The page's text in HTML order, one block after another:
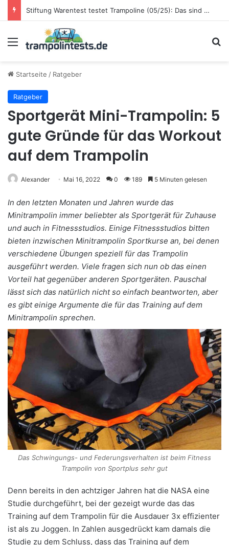
Stiftung Warentest testet Trampoline (05/25): Das sind die besten Trampoline für die neue Gartensaison
Menü
Startseite / Ratgeber
Ratgeber
Sportgerät Mini-Trampolin: 5
gute Gründe für das Workout
auf dem Trampolin
Alexander Mai 16, 2022 0 189 5 Minuten gelesen
In den letzten Monaten und Jahren wurde das
Minitrampolin immer beliebter als Sportgerät für Zuhause
und auch in Fitnessstudios. Einige Fitnessstudios bitten
bieten inzwischen Minitrampolin Sportkurse an, bei denen
verschiedene Übungen speziell für das Trampolin
ausgeführt werden. Viele fragen sich nun ob das einen
Vorteil hat gegenüber anderen Sportgeräten. Pauschal
lässt sich das natürlich nicht so einfach beantworten, aber
es gibt einige Argumente die für das Training auf dem
Minitrampolin sprechen.
Das Schwingungs- und Federungsverhalten ist beim Fitness
Trampolin von Sportplus sehr gut
Denn bereits in den achtziger Jahren hat die NASA eine
Studie durchgeführt, bei der gezeigt wurde das das
Training auf dem Trampolin für die Ausdauer 3x effizienter
ist als zu Joggen. In Zahlen ausgedrückt kam damals die
Studie zu dem Schluss, dass das Training auf dem